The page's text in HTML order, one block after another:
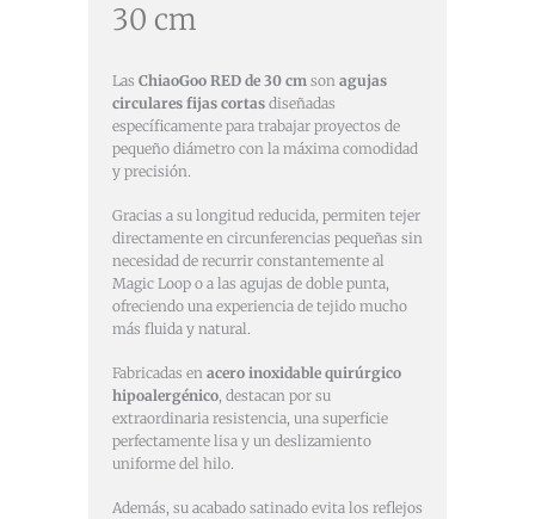
30 cm
Las ChiaoGoo RED de 30 cm son agujas
circulares fijas cortas diseñadas
específicamente para trabajar proyectos de
pequeño diámetro con la máxima comodidad
y precisión.
Gracias a su longitud reducida, permiten tejer
directamente en circunferencias pequeñas sin
necesidad de recurrir constantemente al
Magic Loop o a las agujas de doble punta,
ofreciendo una experiencia de tejido mucho
más fluida y natural.
Fabricadas en acero inoxidable quirúrgico
hipoalergénico, destacan por su
extraordinaria resistencia, una superficie
perfectamente lisa y un deslizamiento
uniforme del hilo.
Además, su acabado satinado evita los reflejos